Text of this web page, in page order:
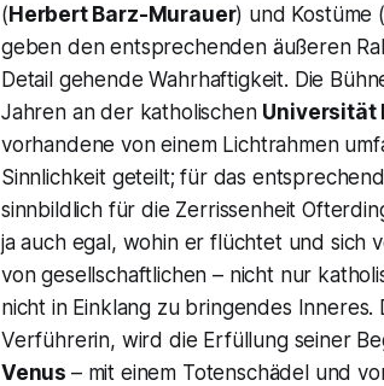
(Herbert Barz-Murauer) und Kostüme (
geben den entsprechenden äußeren
Detail gehende Wahrhaftigkeit. Die
Jahren an der katholischen Universität
vorhandene von einem Lichtrahmen
Sinnlichkeit geteilt; für das
sinnbildlich für die Zerrissenheit
ja auch egal, wohin er flüchtet und sich
von gesellschaftlichen – nicht nur
nicht in Einklang zu bringendes Inneres.
Verführerin, wird die Erfüllung seiner
Venus – mit einem Totenschädel und